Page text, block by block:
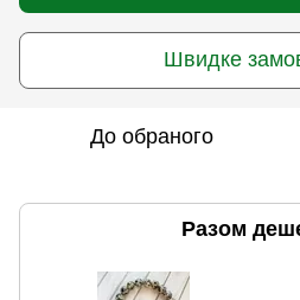
Швидке
До обраного
Разом